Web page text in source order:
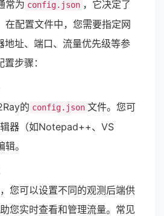
常为 config.json ，它决定了
在配置文件中，您需要指定网
地址、端口、流量优先级等参
步骤：
的 config.json 文件。您可
器（如Notepad++、VS
。
您可以设置不同的观测后端供
您实时查看和管理流量。常见